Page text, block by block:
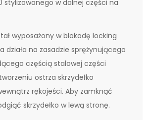
stylizowanego w dolnej części na
wyposażony w blokadę locking
działa na zasadzie sprężynującego
częścią stalowej części
ostrza skrzydełko
rękojeści. Aby zamknąć
skrzydełko w lewą stronę.